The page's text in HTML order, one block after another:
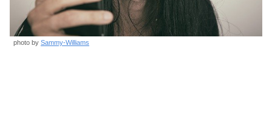
photo by Sammy-Williams